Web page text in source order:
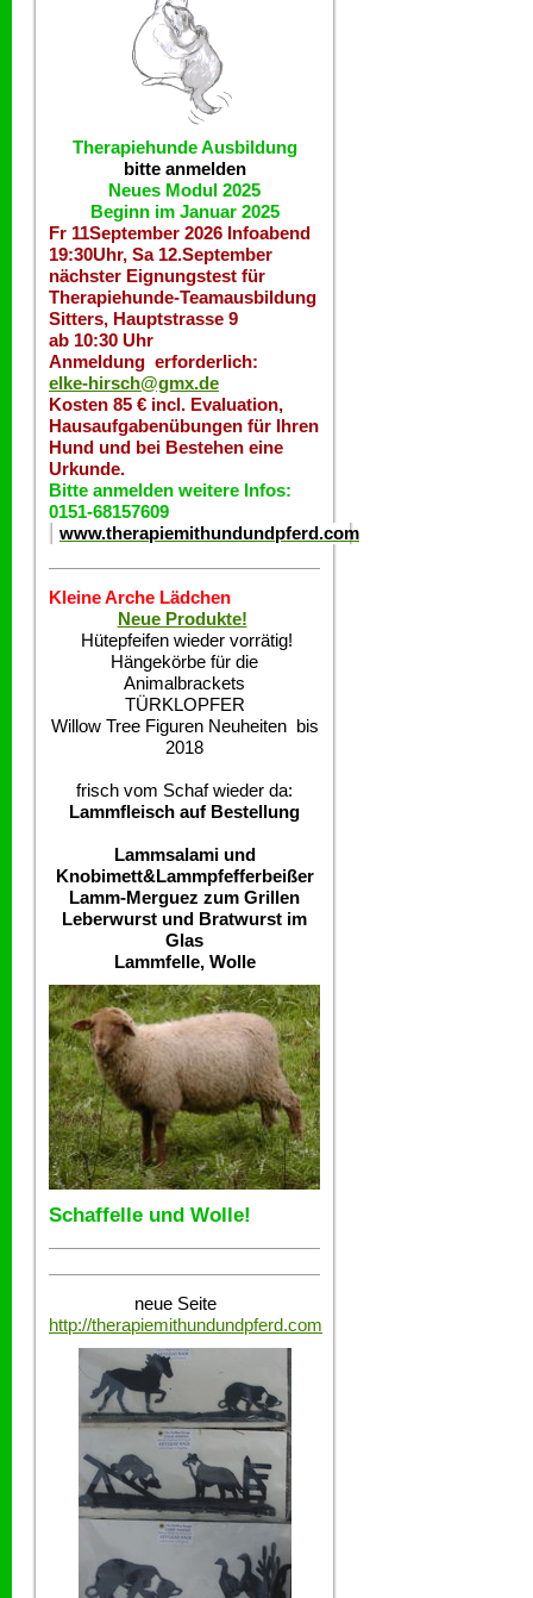
Therapiehunde Ausbildung
bitte anmelden
Neues Modul 2025
Beginn im Januar 2025
Fr 11September 2026 Infoabend
19:30Uhr, Sa 12.September
nächster Eignungstest für
Therapiehunde-Teamausbildung
Sitters, Hauptstrasse 9
ab 10:30 Uhr
Anmeldung erforderlich:
elke-hirsch@gmx.de
Kosten 85 € incl. Evaluation,
Hausaufgabenübungen für Ihren
Hund und bei Bestehen eine
Urkunde.
Bitte anmelden weitere Infos:
0151-68157609
www.therapiemithundundpferd.com
Kleine Arche Lädchen
Neue Produkte!
Hütepfeifen wieder vorrätig!
Hängekörbe für die
Animalbrackets
TÜRKLOPFER
Willow Tree Figuren Neuheiten bis
2018
frisch vom Schaf wieder da:
Lammfleisch auf Bestellung
Lammsalami und
Knobimett&Lammpfefferbeißer
Lamm-Merguez zum Grillen
Leberwurst und Bratwurst im
Glas
Lammfelle, Wolle
Schaffelle und Wolle!
neue Seite
http://therapiemithundundpferd.com